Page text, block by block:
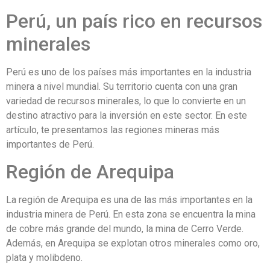
Perú, un país rico en recursos
minerales
Perú es uno de los países más importantes en la industria
minera a nivel mundial. Su territorio cuenta con una gran
variedad de recursos minerales, lo que lo convierte en un
destino atractivo para la inversión en este sector. En este
artículo, te presentamos las regiones mineras más
importantes de Perú.
Región de Arequipa
La región de Arequipa es una de las más importantes en la
industria minera de Perú. En esta zona se encuentra la mina
de cobre más grande del mundo, la mina de Cerro Verde.
Además, en Arequipa se explotan otros minerales como oro,
plata y molibdeno.